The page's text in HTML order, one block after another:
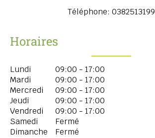
Téléphone: 0382513199
Horaires
Lundi
09:00 - 17:00
Mardi
09:00 - 17:00
Mercredi
09:00 - 17:00
Jeudi
09:00 - 17:00
Vendredi
09:00 - 17:00
Samedi
Fermé
Dimanche
Fermé